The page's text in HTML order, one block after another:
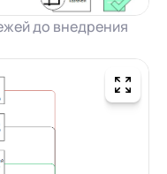
до внедрения